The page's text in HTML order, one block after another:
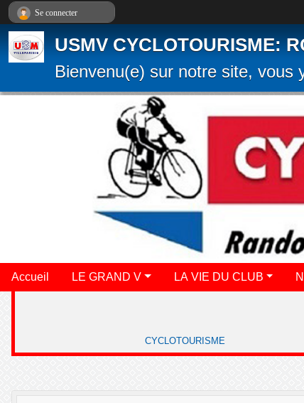
USMV CYCLOTOURISME:
Bienvenu(e) sur notre site, vous
Accueil LE GRAND V LA VIE DU CLUB
CYCLOTOURISME
Se connecter
Panneau de gestion des cookies